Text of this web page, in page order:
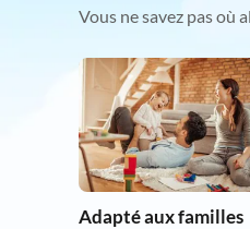
Vous ne savez pas où
Adapté aux familles